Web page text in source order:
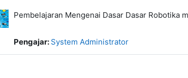
Pembelajaran Mengenai Dasar Dasar Robotika
Pengajar: System Administrator